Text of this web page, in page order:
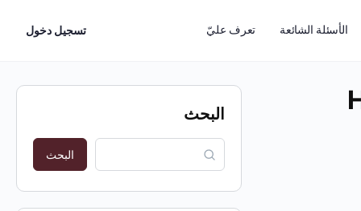
الأسئلة الشائعة تعرف عليّ تسجيل دخول
البحث
البحث